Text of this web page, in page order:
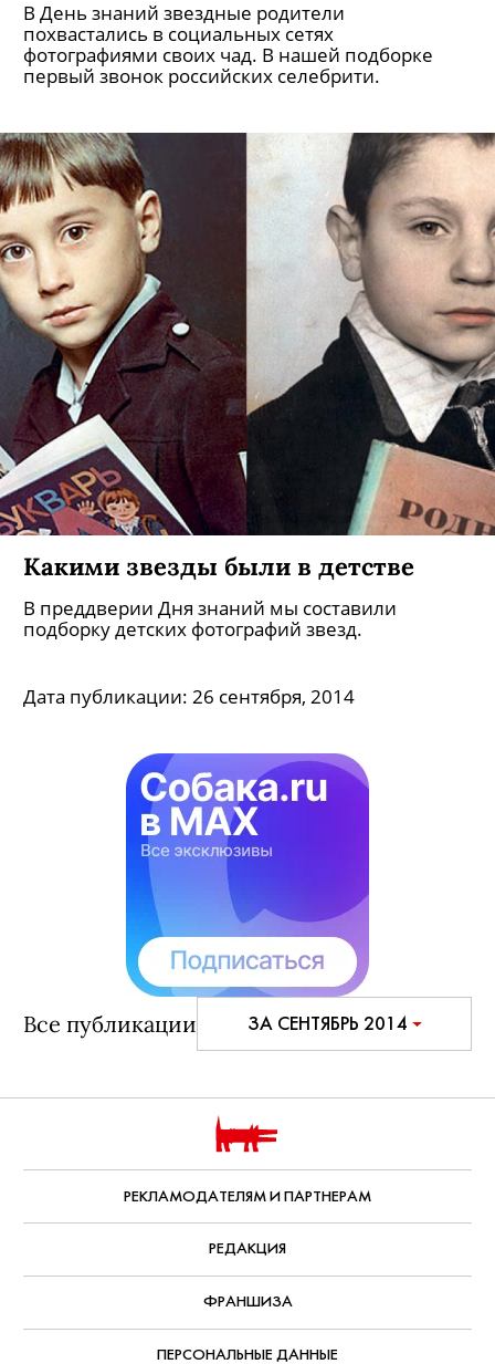
В День знаний звездные родители
похвастались в социальных сетях
фотографиями своих чад. В нашей подборке
первый звонок российских селебрити.
Какими звезды были в детстве
В преддверии Дня знаний мы составили
подборку детских фотографий звезд.
Дата публикации: 26 сентября, 2014
Все публикации ЗА СЕНТЯБРЬ 2014
РЕКЛАМОДАТЕЛЯМ И ПАРТНЕРАМ
РЕДАКЦИЯ
ФРАНШИЗА
ПЕРСОНАЛЬНЫЕ ДАННЫЕ